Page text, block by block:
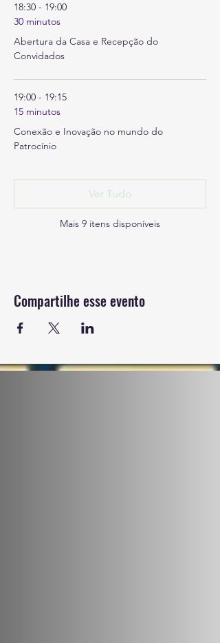
18:30 - 19:00
30 minutos
Abertura da Casa e Recepção do
Convidados
19:00 - 19:15
15 minutos
Conexão e Inovação no mundo do
Patrocínio
Mais 9 itens disponíveis
Ver Tudo
Compartilhe esse evento